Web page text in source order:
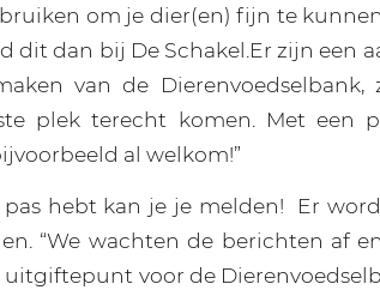
om je dier(en) fijn te
dit dan bij De Schakel.Er zijn een
van de
plek terecht komen. Met een
al welkom!”
hebt kan je je melden!
Er
“We wachten de berichten af
voor de